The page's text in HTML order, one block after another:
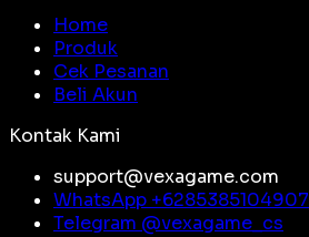
Home
Produk
Cek Pesanan
Beli Akun
Kontak Kami
support@vexagame.com
WhatsApp +6285385104907
Telegram @vexagame_cs